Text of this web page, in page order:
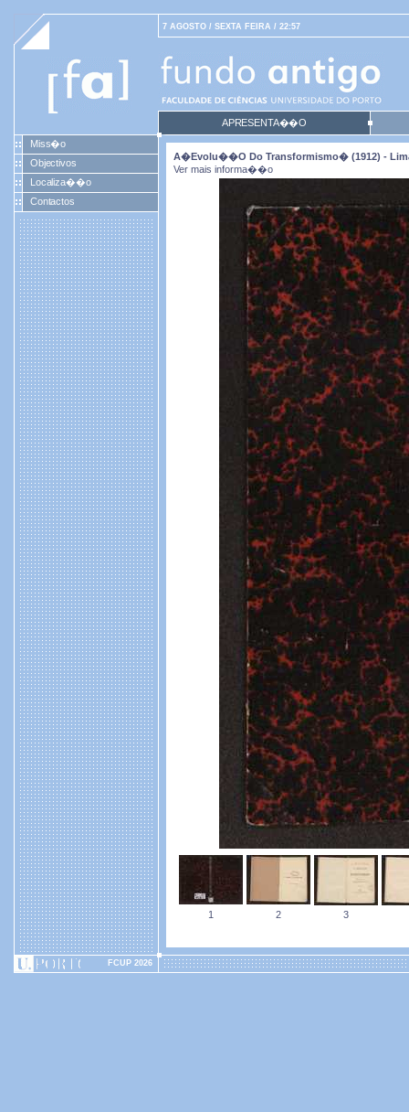
7 AGOSTO / SEXTA FEIRA / 22:57
APRESENTA��O
Miss�o
Objectivos
Localiza��o
Contactos
A�evolu��o Do Transformismo� (1912) -
Ver mais informa��o
1 2 3
FCUP 2026